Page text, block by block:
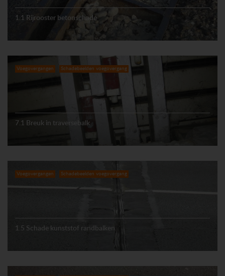
1.1 Rijrooster betonschade
Voegovergangen Schadebeelden voegovergang
7.1 Breuk in traversebalk
Voegovergangen Schadebeelden voegovergang
1.5 Schade kunststof randbalken